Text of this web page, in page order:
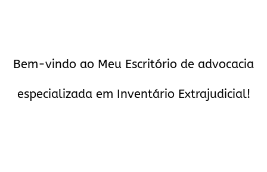
Bem-vindo ao Meu Escritório de advocacia
especializada em Inventário Extrajudicial!